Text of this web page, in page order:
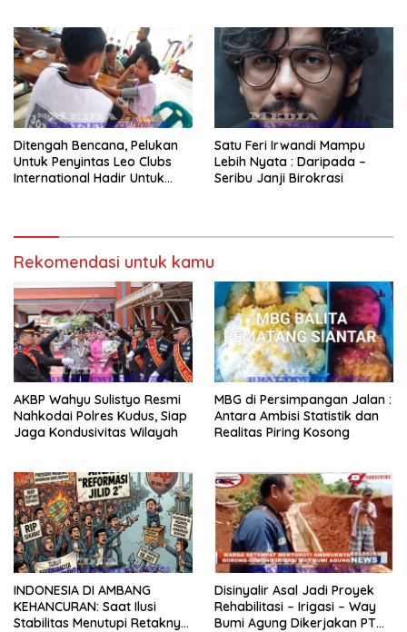
Ditengah Bencana, Pelukan
Untuk Penyintas Leo Clubs
International Hadir Untuk
Satu Feri Irwandi Mampu
Lebih Nyata : Daripada –
Seribu Janji Birokrasi
Rekomendasi untuk kamu
AKBP Wahyu Sulistyo Resmi
Nahkodai Polres Kudus, Siap
Jaga Kondusivitas Wilayah
MBG di Persimpangan Jalan :
Antara Ambisi Statistik dan
Realitas Piring Kosong
INDONESIA DI AMBANG
KEHANCURAN: Saat Ilusi
Stabilitas Menutupi Retaknya
Disinyalir Asal Jadi Proyek
Rehabilitasi – Irigasi – Way
Bumi Agung Dikerjakan PT